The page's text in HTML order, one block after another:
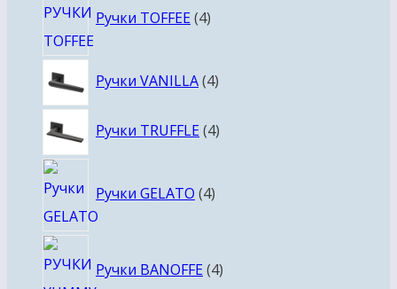
Ручки TOFFEE 4товара
Ручки VANILLA 44
Ручки TRUFFLE 44
Ручки GELATO 4товара
Ручки BANOFFE 4товара